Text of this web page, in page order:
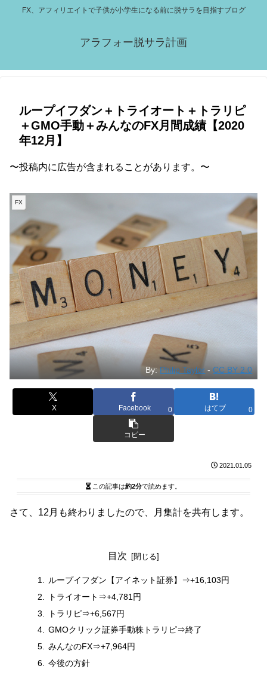
FX、アフィリエイトで子供が小学生になる前に脱サラを目指すブログ
アラフォー脱サラ計画
ループイフダン＋トライオート＋トラリピ
＋GMO手動＋みんなのFX月間成績【2020
年12月】
〜投稿内に広告が含まれることがあります。〜
FX
By: Philip Taylor -CC BY 2.0
X Facebook 0 はてブ 0
コピー
2021.01.05
この記事は約2分で読めます。
さて、12月も終わりましたので、月集計を共有します。
目次
ループイフダン【アイネット証券】⇒+16,103円
トライオート⇒+4,781円
トラリピ⇒+6,567円
GMOクリック証券手動株トラリピ⇒終了
みんなのFX⇒+7,964円
今後の方針